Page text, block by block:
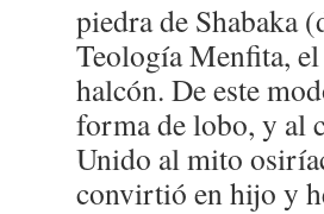
piedra de Shabaka
Teología Menfita,
halcón. De este
forma de lobo, y al
Unido al mito
convirtió en hijo y